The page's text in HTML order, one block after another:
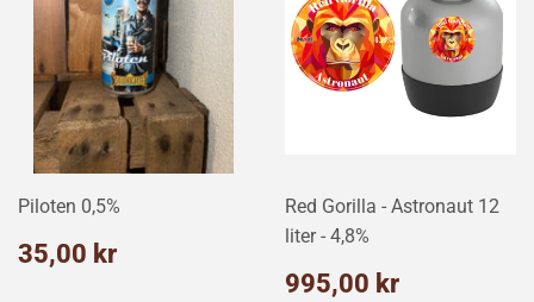
Piloten 0,5%
Normalpris
35,00 kr
Red Gorilla - Astronaut 12
liter - 4,8%
Normalpris
995,00 kr